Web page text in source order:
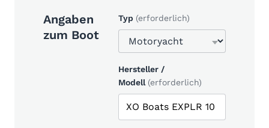
Angaben
zum Boot
Typ (erforderlich)
Hersteller /
Modell (erforderlich)